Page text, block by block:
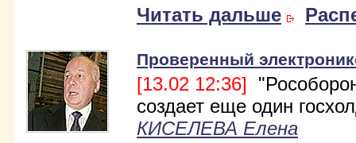
Читать дальше
Проверенный
[13.02 12:36]
создает еще один
КИСЕЛЕВА Елена